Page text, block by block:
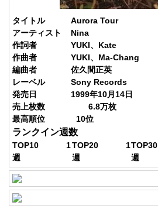
タイトル
Aurora Tour
アーティスト
Nina
作詞者
YUKI、Kate
作曲者
YUKI、Ma-Chang
編曲者
佐久間正英
レーベル
Sony Records
発売日
1999年10月14日
売上枚数
6.8万枚
最高順位
10位
ランクイン週数
TOP10
1
週
TOP20
1
週
TOP30
週